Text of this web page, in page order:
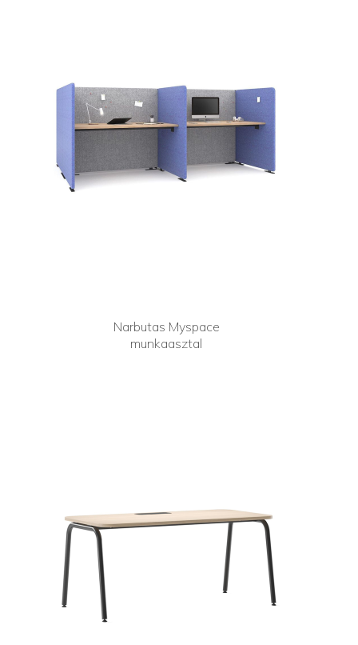
Narbutas Myspace
munkaasztal